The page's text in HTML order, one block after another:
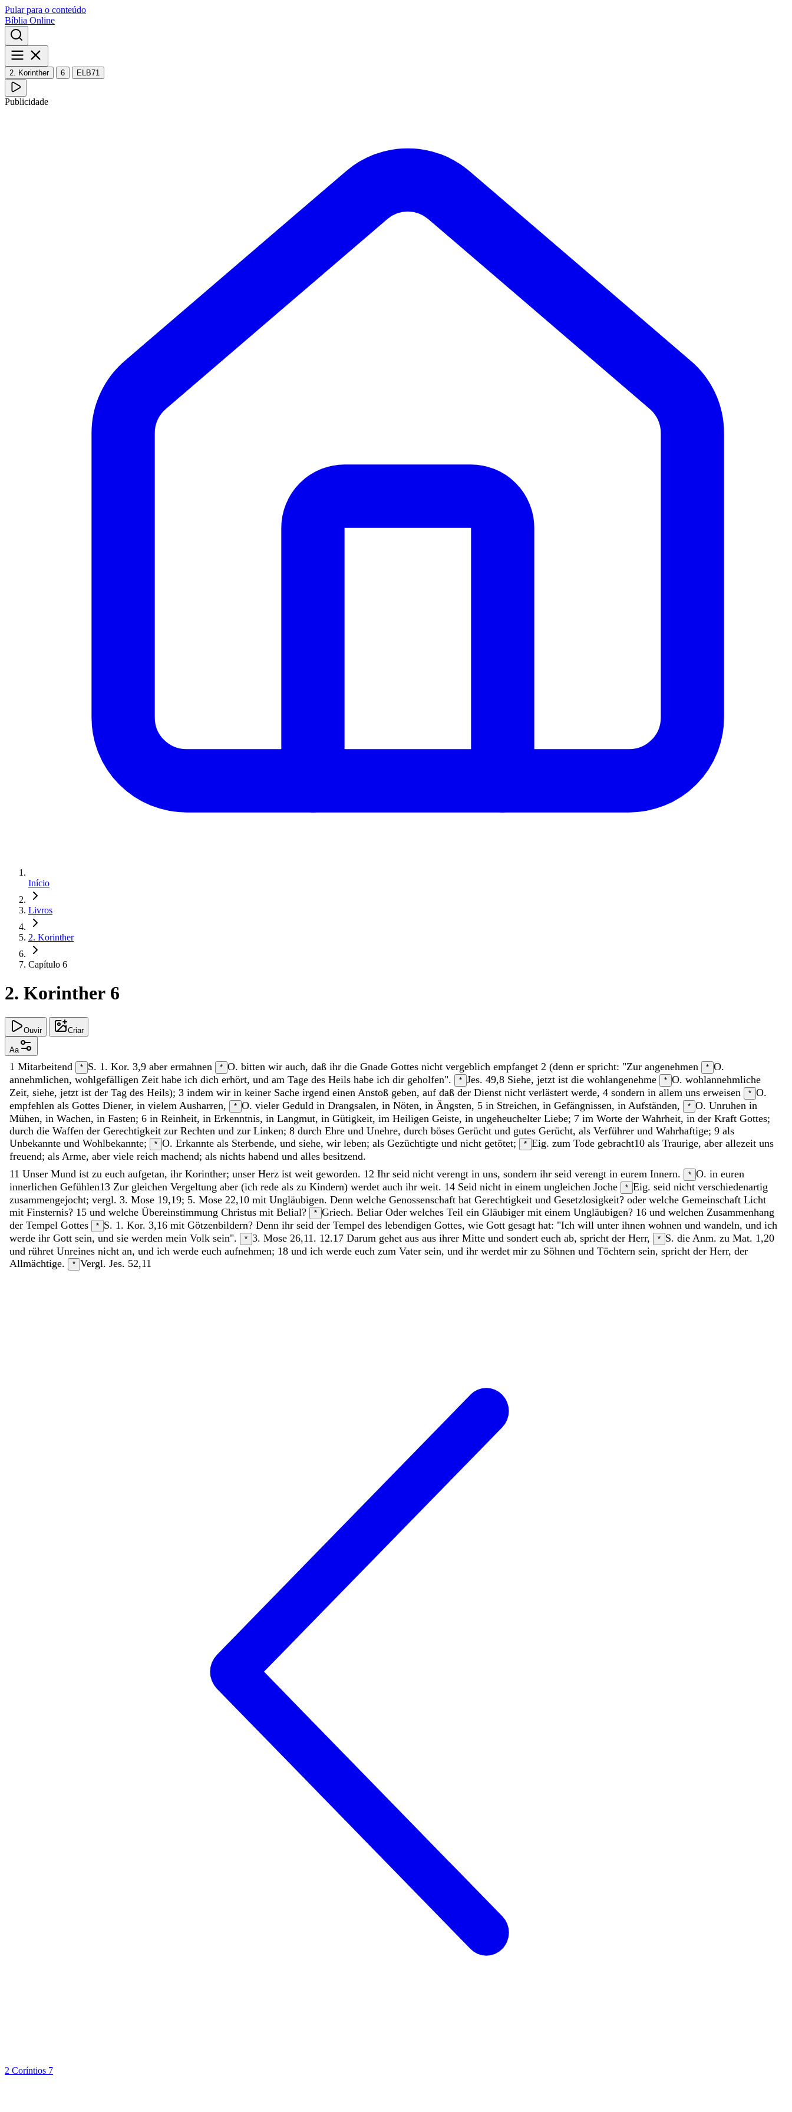
Pular para o conteúdo
Bíblia Online
2. Korinther 6 ELB71
Publicidade
Início
Livros
2. Korinther
Capítulo 6
2. Korinther 6
Ouvir Criar
Aa
1 Mitarbeitend * S. 1. Kor. 3,9 aber ermahnen * O. bitten wir auch, daß ihr die Gnade Gottes nicht vergeblich empfanget 2 (denn er spricht: "Zur angenehmen * O.
annehmlichen, wohlgefälligen Zeit habe ich dich erhört, und am Tage des Heils habe ich dir geholfen". * Jes. 49,8 Siehe, jetzt ist die wohlangenehme * O. wohlannehmliche
Zeit, siehe, jetzt ist der Tag des Heils); 3 indem wir in keiner Sache irgend einen Anstoß geben, auf daß der Dienst nicht verlästert werde, 4 sondern in allem uns erweisen * O.
empfehlen als Gottes Diener, in vielem Ausharren, * O. vieler Geduld in Drangsalen, in Nöten, in Ängsten, 5 in Streichen, in Gefängnissen, in Aufständen, * O. Unruhen in
Mühen, in Wachen, in Fasten; 6 in Reinheit, in Erkenntnis, in Langmut, in Gütigkeit, im Heiligen Geiste, in ungeheuchelter Liebe; 7 im Worte der Wahrheit, in der Kraft Gottes;
durch die Waffen der Gerechtigkeit zur Rechten und zur Linken; 8 durch Ehre und Unehre, durch böses Gerücht und gutes Gerücht, als Verführer und Wahrhaftige; 9 als
Unbekannte und Wohlbekannte; * O. Erkannte als Sterbende, und siehe, wir leben; als Gezüchtigte und nicht getötet; * Eig. zum Tode gebracht10 als Traurige, aber allezeit uns
freuend; als Arme, aber viele reich machend; als nichts habend und alles besitzend.
11 Unser Mund ist zu euch aufgetan, ihr Korinther; unser Herz ist weit geworden. 12 Ihr seid nicht verengt in uns, sondern ihr seid verengt in eurem Innern. * O. in euren
innerlichen Gefühlen13 Zur gleichen Vergeltung aber (ich rede als zu Kindern) werdet auch ihr weit. 14 Seid nicht in einem ungleichen Joche * Eig. seid nicht verschiedenartig
zusammengejocht; vergl. 3. Mose 19,19; 5. Mose 22,10 mit Ungläubigen. Denn welche Genossenschaft hat Gerechtigkeit und Gesetzlosigkeit? oder welche Gemeinschaft Licht
mit Finsternis? 15 und welche Übereinstimmung Christus mit Belial? * Griech. Beliar Oder welches Teil ein Gläubiger mit einem Ungläubigen? 16 und welchen Zusammenhang
der Tempel Gottes * S. 1. Kor. 3,16 mit Götzenbildern? Denn ihr seid der Tempel des lebendigen Gottes, wie Gott gesagt hat: "Ich will unter ihnen wohnen und wandeln, und ich
werde ihr Gott sein, und sie werden mein Volk sein". * 3. Mose 26,11. 12.17 Darum gehet aus aus ihrer Mitte und sondert euch ab, spricht der Herr, * S. die Anm. zu Mat. 1,20
und rühret Unreines nicht an, und ich werde euch aufnehmen; 18 und ich werde euch zum Vater sein, und ihr werdet mir zu Söhnen und Töchtern sein, spricht der Herr, der
Allmächtige. * Vergl. Jes. 52,11
2 Coríntios 7